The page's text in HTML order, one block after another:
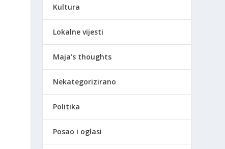
Kultura
Lokalne vijesti
Maja's thoughts
Nekategorizirano
Politika
Posao i oglasi